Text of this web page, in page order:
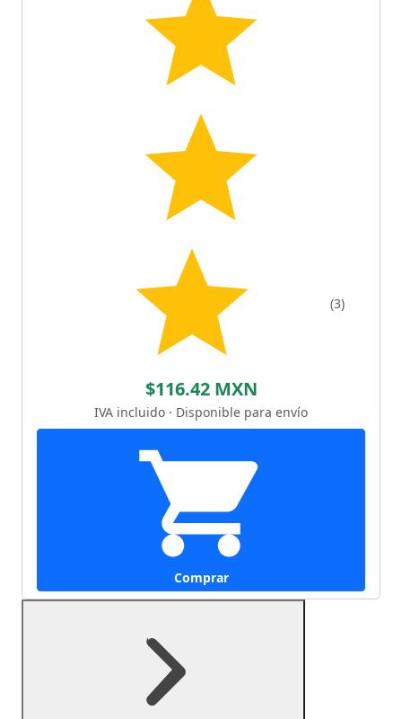
(3)
$116.42 MXN
IVA incluido · Disponible para envío
Comprar